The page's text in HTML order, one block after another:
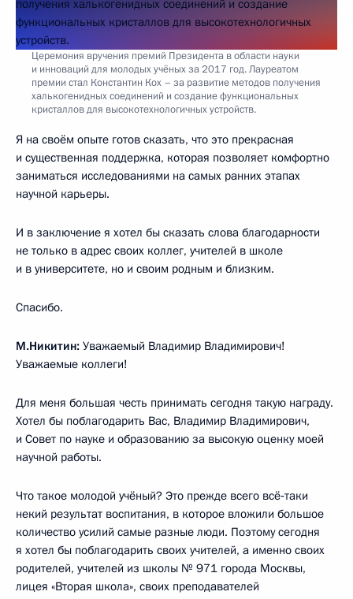
Церемония вручения премий Президента в области науки
и инноваций для молодых учёных за 2017 год. Лауреатом
премии стал Константин Кох – за развитие методов получения
халькогенидных соединений и создание функциональных
кристаллов для высокотехнологичных устройств.
Я на своём опыте готов сказать, что это прекрасная
и существенная поддержка, которая позволяет комфортно
заниматься исследованиями на самых ранних этапах
научной карьеры.
И в заключение я хотел бы сказать слова благодарности
не только в адрес своих коллег, учителей в школе
и в университете, но и своим родным и близким.
Спасибо.
М.Никитин: Уважаемый Владимир Владимирович!
Уважаемые коллеги!
Для меня большая честь принимать сегодня такую награду.
Хотел бы поблагодарить Вас, Владимир Владимирович,
и Совет по науке и образованию за высокую оценку моей
научной работы.
Что такое молодой учёный? Это прежде всего всё‑таки
некий результат воспитания, в которое вложили большое
количество усилий самые разные люди. Поэтому сегодня
я хотел бы поблагодарить своих учителей, а именно своих
родителей, учителей из школы № 971 города Москвы,
лицея «Вторая школа», своих преподавателей